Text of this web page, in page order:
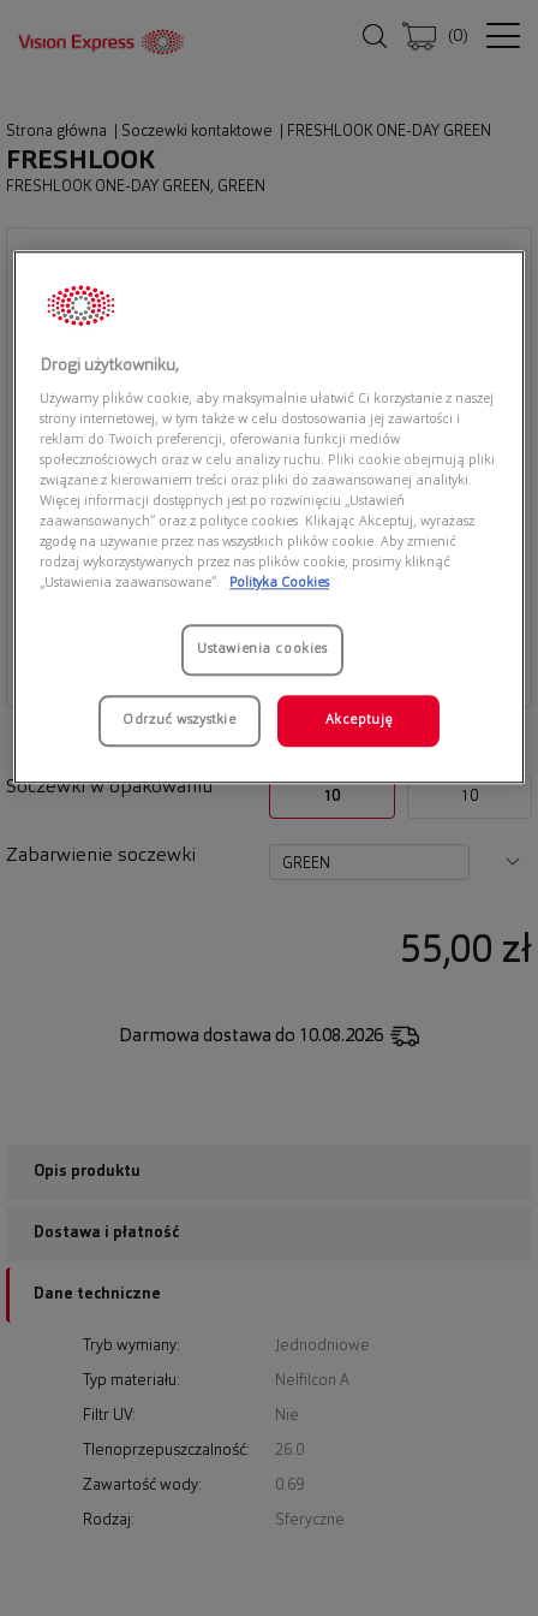
(0)
Strona główna Soczewki kontaktowe FRESHLOOK ONE-DAY GREEN
FRESHLOOK
FRESHLOOK ONE-DAY GREEN, GREEN
Opis produktu
Dostawa i płatność
Dane techniczne
Tryb wymiany: Jednodniowe
Typ materiału: Nelfilcon A
Filtr UV: Nie
Tlenoprzepuszczalność: 26.0
Zawartość wody: 0.69
Rodzaj: Sferyczne
Soczewki w opakowaniu 10 10
Zabarwienie soczewki GREEN
55,00 zł
Darmowa dostawa do 10.08.2026
Drogi użytkowniku,
Używamy plików cookie, aby maksymalnie ułatwić Ci korzystanie z naszej
strony internetowej, w tym także w celu dostosowania jej zawartości i
reklam do Twoich preferencji, oferowania funkcji mediów
społecznościowych oraz w celu analizy ruchu. Pliki cookie obejmują pliki
związane z kierowaniem treści oraz pliki do zaawansowanej analityki.
Więcej informacji dostępnych jest po rozwinięciu „Ustawień
zaawansowanych” oraz z polityce cookies. Klikając Akceptuj, wyrażasz
zgodę na używanie przez nas wszystkich plików cookie. Aby zmienić
rodzaj wykorzystywanych przez nas plików cookie, prosimy kliknąć
„Ustawienia zaawansowane”.
Polityka Cookies
Ustawienia cookies
Odrzuć wszystkie Akceptuję